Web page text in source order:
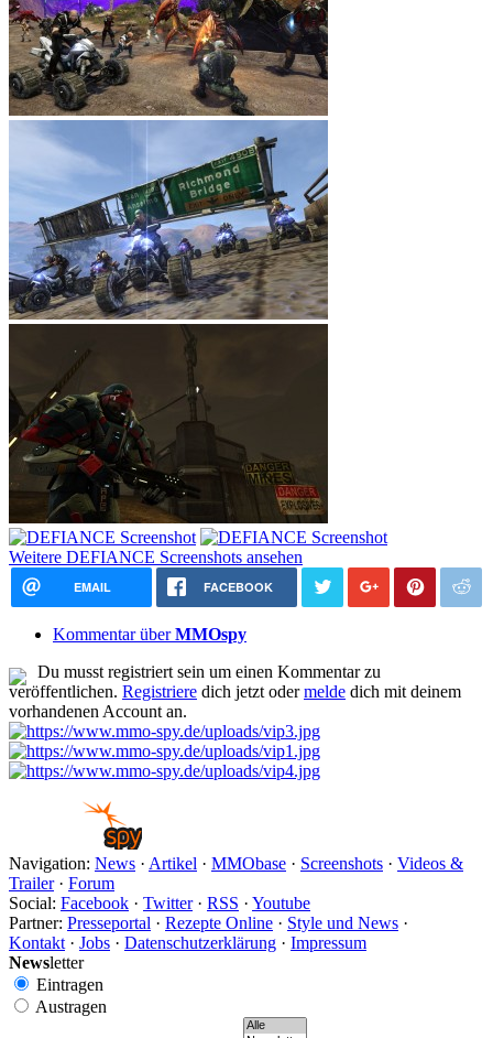
Weitere DEFIANCE Screenshots ansehen
EMAIL FACEBOOK
Kommentar überMMOspy
Du musst registriert sein um einen Kommentar zu
veröffentlichen. Registriere dich jetzt odermelde dich mit deinem
vorhandenen Account an.
Navigation: News · Artikel · MMObase · Screenshots · Videos &
Trailer· Forum
Social: Facebook · Twitter· RSS · Youtube
Partner: Presseportal · Rezepte Online · Style und News ·
Kontakt · Jobs · Datenschutzerklärung · Impressum
Newsletter
Eintragen
Austragen